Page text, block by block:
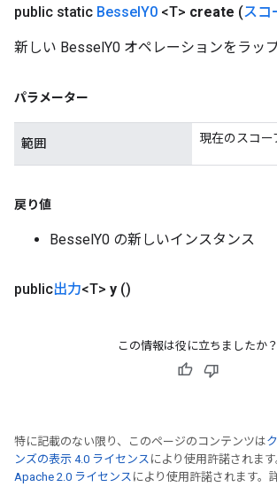
public static BesselY0 <T> create (スコ
新しい BesselY0 オペレーションをラッ
パラメーター
範囲 現在のスコー
戻り値
BesselY0 の新しいインスタンス
public出力<T> y ()
この情報は役に立ちましたか？
特に記載のない限り、このページのコンテンツは
ンズの表示 4.0 ライセンス により使用許諾されま
Apache 2.0 ライセンス により使用許諾されます。